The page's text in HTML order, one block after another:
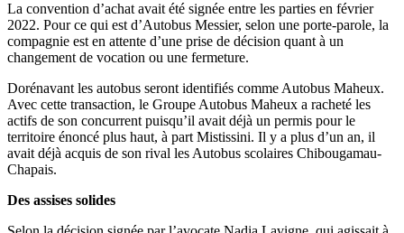
La convention d’achat avait été signée entre les parties en février
2022. Pour ce qui est d’Autobus Messier, selon une porte-parole, la
compagnie est en attente d’une prise de décision quant à un
changement de vocation ou une fermeture.
Dorénavant les autobus seront identifiés comme Autobus Maheux.
Avec cette transaction, le Groupe Autobus Maheux a racheté les
actifs de son concurrent puisqu’il avait déjà un permis pour le
territoire énoncé plus haut, à part Mistissini. Il y a plus d’un an, il
avait déjà acquis de son rival les Autobus scolaires Chibougamau-
Chapais.
Des assises solides